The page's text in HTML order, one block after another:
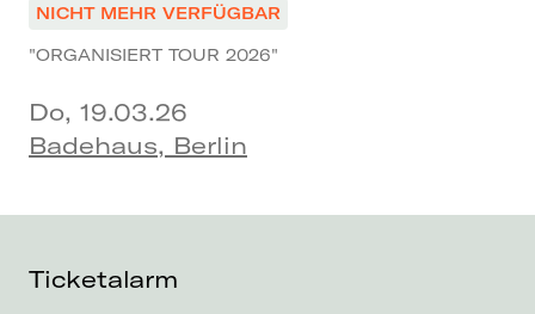
NICHT MEHR VERFÜGBAR
"ORGANISIERT TOUR 2026"
Do, 19.03.26
Badehaus, Berlin
Ticketalarm